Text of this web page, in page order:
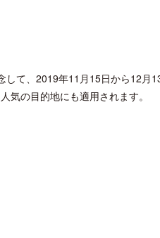
して、2019年11月15日から12月
気の目的地にも適用されます。